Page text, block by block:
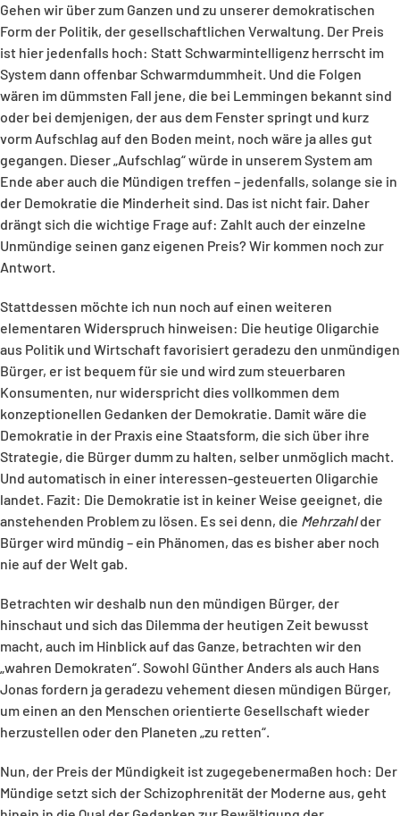
Gehen wir über zum Ganzen und zu unserer demokratischen
Form der Politik, der gesellschaftlichen Verwaltung. Der Preis
ist hier jedenfalls hoch: Statt Schwarmintelligenz herrscht im
System dann offenbar Schwarmdummheit. Und die Folgen
wären im dümmsten Fall jene, die bei Lemmingen bekannt sind
oder bei demjenigen, der aus dem Fenster springt und kurz
vorm Aufschlag auf den Boden meint, noch wäre ja alles gut
gegangen. Dieser „Aufschlag“ würde in unserem System am
Ende aber auch die Mündigen treffen – jedenfalls, solange sie in
der Demokratie die Minderheit sind. Das ist nicht fair. Daher
drängt sich die wichtige Frage auf: Zahlt auch der einzelne
Unmündige seinen ganz eigenen Preis? Wir kommen noch zur
Antwort.
Stattdessen möchte ich nun noch auf einen weiteren
elementaren Widerspruch hinweisen: Die heutige Oligarchie
aus Politik und Wirtschaft favorisiert geradezu den unmündigen
Bürger, er ist bequem für sie und wird zum steuerbaren
Konsumenten, nur widerspricht dies vollkommen dem
konzeptionellen Gedanken der Demokratie. Damit wäre die
Demokratie in der Praxis eine Staatsform, die sich über ihre
Strategie, die Bürger dumm zu halten, selber unmöglich macht.
Und automatisch in einer interessen-gesteuerten Oligarchie
landet. Fazit: Die Demokratie ist in keiner Weise geeignet, die
anstehenden Problem zu lösen. Es sei denn, die Mehrzahl der
Bürger wird mündig – ein Phänomen, das es bisher aber noch
nie auf der Welt gab.
Betrachten wir deshalb nun den mündigen Bürger, der
hinschaut und sich das Dilemma der heutigen Zeit bewusst
macht, auch im Hinblick auf das Ganze, betrachten wir den
„wahren Demokraten“. Sowohl Günther Anders als auch Hans
Jonas fordern ja geradezu vehement diesen mündigen Bürger,
um einen an den Menschen orientierte Gesellschaft wieder
herzustellen oder den Planeten „zu retten“.
Nun, der Preis der Mündigkeit ist zugegebenermaßen hoch: Der
Mündige setzt sich der Schizophrenität der Moderne aus, geht